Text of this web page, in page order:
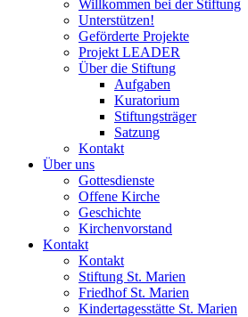
Willkommen bei der Stiftung
Unterstützen!
Geförderte Projekte
Projekt LEADER
Über die Stiftung
Aufgaben
Kuratorium
Stiftungsträger
Satzung
Kontakt
Über uns
Gottesdienste
Offene Kirche
Geschichte
Kirchenvorstand
Kontakt
Kontakt
Stiftung St. Marien
Friedhof St. Marien
Kindertagesstätte St. Marien